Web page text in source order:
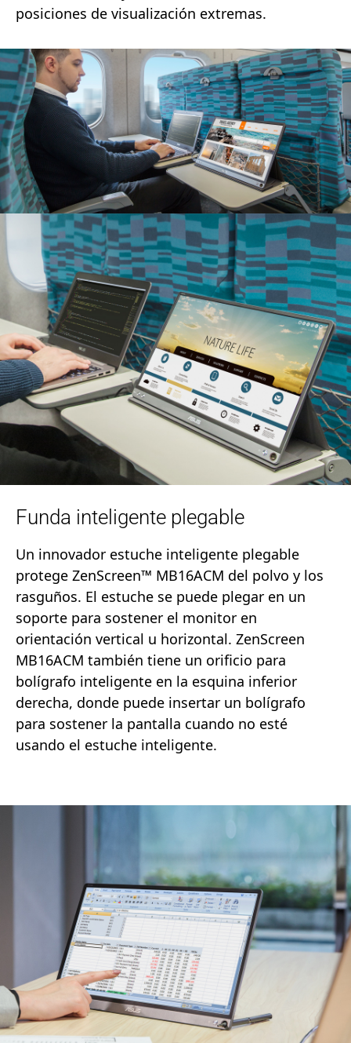
posiciones de visualización extremas.
Funda inteligente plegable
Un innovador estuche inteligente plegable
protege ZenScreen™ MB16ACM del polvo y los
rasguños. El estuche se puede plegar en un
soporte para sostener el monitor en
orientación vertical u horizontal. ZenScreen
MB16ACM también tiene un orificio para
bolígrafo inteligente en la esquina inferior
derecha, donde puede insertar un bolígrafo
para sostener la pantalla cuando no esté
usando el estuche inteligente.